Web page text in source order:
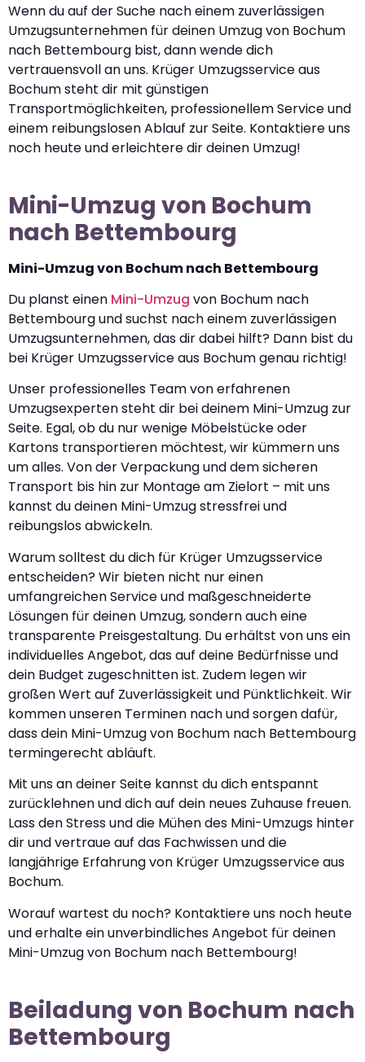
Wenn du auf der Suche nach einem zuverlässigen
Umzugsunternehmen für deinen Umzug von Bochum
nach Bettembourg bist, dann wende dich
vertrauensvoll an uns. Krüger Umzugsservice aus
Bochum steht dir mit günstigen
Transportmöglichkeiten, professionellem Service und
einem reibungslosen Ablauf zur Seite. Kontaktiere uns
noch heute und erleichtere dir deinen Umzug!
Mini-Umzug von Bochum
nach Bettembourg
Mini-Umzug von Bochum nach Bettembourg
Du planst einen Mini-Umzug von Bochum nach
Bettembourg und suchst nach einem zuverlässigen
Umzugsunternehmen, das dir dabei hilft? Dann bist du
bei Krüger Umzugsservice aus Bochum genau richtig!
Unser professionelles Team von erfahrenen
Umzugsexperten steht dir bei deinem Mini-Umzug zur
Seite. Egal, ob du nur wenige Möbelstücke oder
Kartons transportieren möchtest, wir kümmern uns
um alles. Von der Verpackung und dem sicheren
Transport bis hin zur Montage am Zielort – mit uns
kannst du deinen Mini-Umzug stressfrei und
reibungslos abwickeln.
Warum solltest du dich für Krüger Umzugsservice
entscheiden? Wir bieten nicht nur einen
umfangreichen Service und maßgeschneiderte
Lösungen für deinen Umzug, sondern auch eine
transparente Preisgestaltung. Du erhältst von uns ein
individuelles Angebot, das auf deine Bedürfnisse und
dein Budget zugeschnitten ist. Zudem legen wir
großen Wert auf Zuverlässigkeit und Pünktlichkeit. Wir
kommen unseren Terminen nach und sorgen dafür,
dass dein Mini-Umzug von Bochum nach Bettembourg
termingerecht abläuft.
Mit uns an deiner Seite kannst du dich entspannt
zurücklehnen und dich auf dein neues Zuhause freuen.
Lass den Stress und die Mühen des Mini-Umzugs hinter
dir und vertraue auf das Fachwissen und die
langjährige Erfahrung von Krüger Umzugsservice aus
Bochum.
Worauf wartest du noch? Kontaktiere uns noch heute
und erhalte ein unverbindliches Angebot für deinen
Mini-Umzug von Bochum nach Bettembourg!
Beiladung von Bochum nach
Bettembourg